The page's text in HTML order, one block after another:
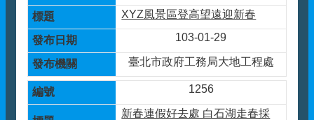
XYZ風景區登高望遠迎新春
103-01-29
臺北市政府工務局大地工程處
1256
新春連假好去處 白石湖走春採